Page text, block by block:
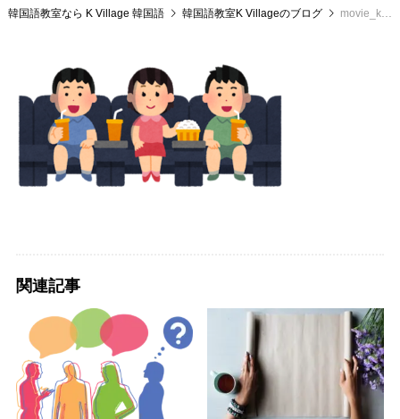
韓国語教室なら K Village 韓国語 韓国語教室K Villageのブログ movie_kids
関連記事